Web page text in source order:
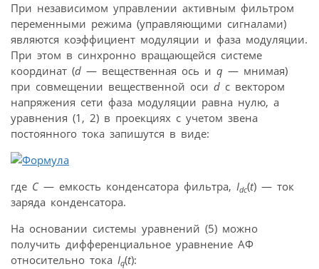
При независимом управлении активным фильтром
переменными режима (управляющими сигналами)
являются коэффициент модуляции и фаза модуляции.
При этом в синхронно вращающейся системе
координат (d — вещественная ось и q — мнимая)
при совмещении вещественной оси d с вектором
напряжения сети фаза модуляции равна нулю, а
уравнения (1, 2) в проекциях с учетом звена
постоянного тока запишутся в виде:
где C— емкость конденсатора фильтра, Idc(t) — ток
заряда конденсатора.
На основании системы уравнений (5) можно
получить дифференциальное уравнение АФ
относительно тока Iq(t):